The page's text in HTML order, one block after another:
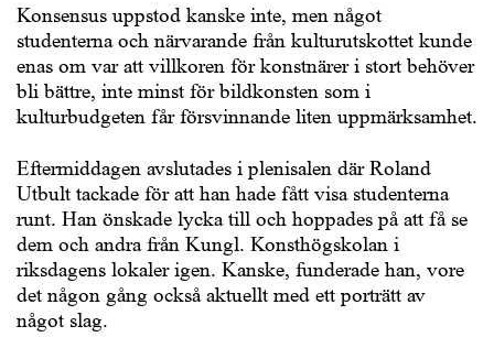
Konsensus uppstod kanske inte, men något
studenterna och närvarande från kulturutskottet kunde
enas om var att villkoren för konstnärer i stort behöver
bli bättre, inte minst för bildkonsten som i
kulturbudgeten får försvinnande liten uppmärksamhet.
Eftermiddagen avslutades i plenisalen där Roland
Utbult tackade för att han hade fått visa studenterna
runt. Han önskade lycka till och hoppades på att få se
dem och andra från Kungl. Konsthögskolan i
riksdagens lokaler igen. Kanske, funderade han, vore
det någon gång också aktuellt med ett porträtt av
något slag.